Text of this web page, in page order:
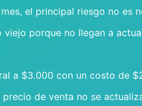
el principal riesgo no es
porque no llegan a
a $3.000 con un costo de
de venta no se